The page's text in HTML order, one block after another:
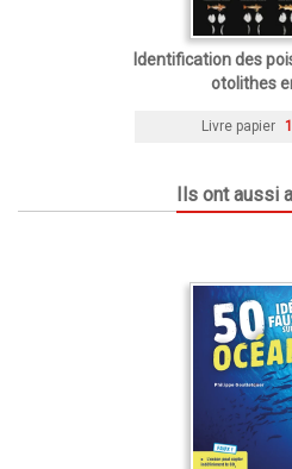
Identification des
otolithes
Livre papier
Ils ont aussi